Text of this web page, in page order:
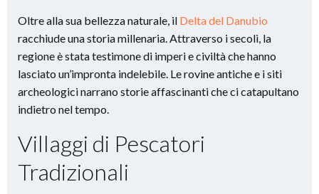
Oltre alla sua bellezza naturale, il Delta del Danubio
racchiude una storia millenaria. Attraverso i secoli, la
regione è stata testimone di imperi e civiltà che hanno
lasciato un’impronta indelebile. Le rovine antiche e i siti
archeologici narrano storie affascinanti che ci catapultano
indietro nel tempo.
Villaggi di Pescatori
Tradizionali